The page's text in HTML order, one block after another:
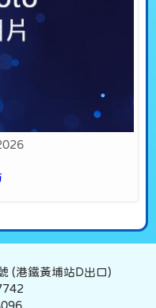
(港鐵黃埔站D出口)